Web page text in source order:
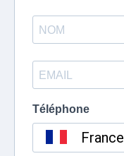
Téléphone
France